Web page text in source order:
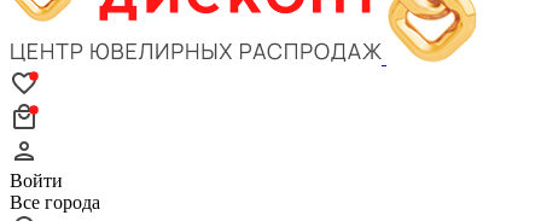
Войти
Все города